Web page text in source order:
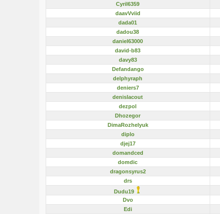
Cyril6359
daavVviid
dada01
dadou38
daniel63000
david-b83
davy83
Defandango
delphyraph
deniers7
denislacout
dezpol
Dhozegor
DimaRozhelyuk
diplo
djej17
domandced
domdic
dragonsyrus2
drs
Dudu19
Dvo
Edi